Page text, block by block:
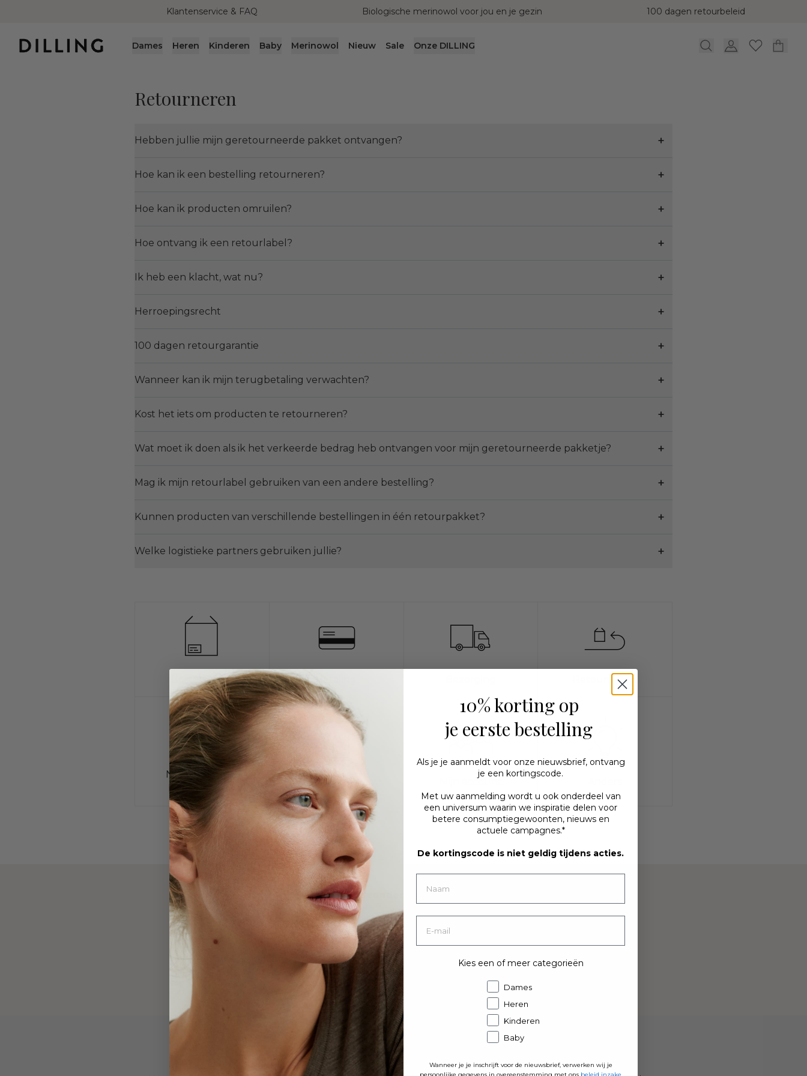
Klantenservice & FAQ Biologische merinowol voor jou en je gezin 100 dagen retourbeleid
Dames Heren Kinderen Baby Merinowol Nieuw Sale Onze DILLING
Retourneren
Hebben jullie mijn geretourneerde pakket ontvangen?
Hoe kan ik een bestelling retourneren?
Hoe kan ik producten omruilen?
Hoe ontvang ik een retourlabel?
Ik heb een klacht, wat nu?
Herroepingsrecht
100 dagen retourgarantie
Wanneer kan ik mijn terugbetaling verwachten?
Kost het iets om producten te retourneren?
Wat moet ik doen als ik het verkeerde bedrag heb ontvangen voor mijn geretourneerde pakketje?
Mag ik mijn retourlabel gebruiken van een andere bestelling?
Kunnen producten van verschillende bestellingen in één retourpakket?
Welke logistieke partners gebruiken jullie?
Bestellingen Retourneren
Nieuwsbrief en
kortingscodes
Producten Mijn account
Niet gevonden wat je zocht?
Neem contact op met onze klantenservice
010 8990188
maandag t/m donderdag van 09:00 tot 15:00, vrijdag van 10:00 tot 14:00)
Of via E-mail
10% korting op je eerste bestelling
10% korting op
je eerste bestelling
Als je je aanmeldt voor onze nieuwsbrief, ontvang
je een kortingscode.
Met uw aanmelding wordt u ook onderdeel van
een universum waarin we inspiratie delen voor
betere consumptiegewoonten, nieuws en
actuele campagnes.*
De kortingscode is niet geldig tijdens acties.
Kies een of meer categorieën
Dames
Heren
Kinderen
Baby
Wanneer je je inschrijft voor de nieuwsbrief, verwerken wij je
persoonlijke gegevens in overeenstemming met ons beleid inzake